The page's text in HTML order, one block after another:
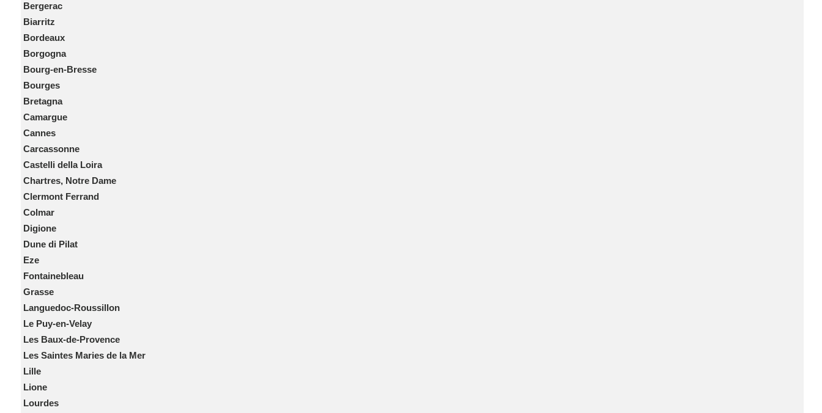
Bergerac
Biarritz
Bordeaux
Borgogna
Bourg-en-Bresse
Bourges
Bretagna
Camargue
Cannes
Carcassonne
Castelli della Loira
Chartres, Notre Dame
Clermont Ferrand
Colmar
Digione
Dune di Pilat
Eze
Fontainebleau
Grasse
Languedoc-Roussillon
Le Puy-en-Velay
Les Baux-de-Provence
Les Saintes Maries de la Mer
Lille
Lione
Lourdes